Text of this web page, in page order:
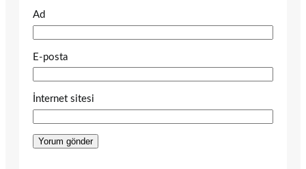
Ad
E-posta
İnternet sitesi